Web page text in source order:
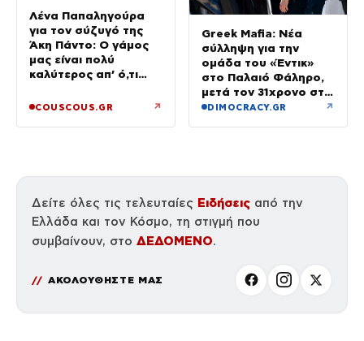
Λένα Παπαληγούρα
για τον σύζυγό της
Άκη Πάντο: Ο γάμος
μας είναι πολύ
καλύτερος απ’ ό,τι
COUSCOUS.GR ↗
Greek Mafia: Νέα
σύλληψη για την
ομάδα του «Έντικ»
στο Παλαιό Φάληρο,
μετά τον 31χρονο στη
Γερμανία
DIMOCRACY.GR ↗
Δείτε όλες τις τελευταίες Ειδήσεις από την
Ελλάδα και τον Κόσμο, τη στιγμή που
συμβαίνουν, στο ΔΕΔΟΜΕΝΟ.
ΑΚΟΛΟΥΘΗΣΤΕ ΜΑΣ